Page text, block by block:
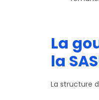
La
la
La structure